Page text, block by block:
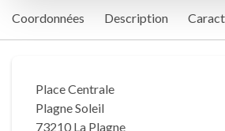
Coordonnées Description
Place Centrale
Plagne Soleil
73210 La Plagne